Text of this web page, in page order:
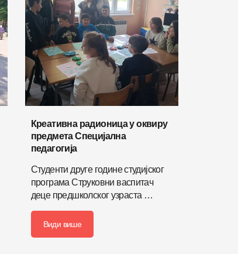
Креативна радионица у оквиру
предмета Специјална
педагогија
Студенти друге године студијског
програма Струковни васпитач
деце предшколског узраста …
Види више